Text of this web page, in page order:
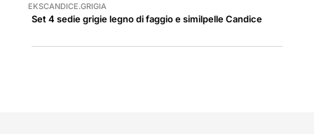
EKSCANDICE.GRIGIA
Set 4 sedie grigie legno di faggio e similpelle Candice